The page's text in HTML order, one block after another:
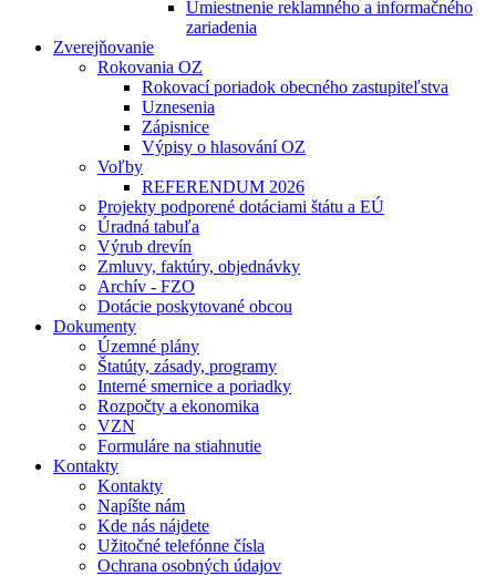
Umiestnenie reklamného a informačného
zariadenia
Zverejňovanie
Rokovania OZ
Rokovací poriadok obecného zastupiteľstva
Uznesenia
Zápisnice
Výpisy o hlasování OZ
Voľby
REFERENDUM 2026
Projekty podporené dotáciami štátu a EÚ
Úradná tabuľa
Výrub drevín
Zmluvy, faktúry, objednávky
Archív - FZO
Dotácie poskytované obcou
Dokumenty
Územné plány
Štatúty, zásady, programy
Interné smernice a poriadky
Rozpočty a ekonomika
VZN
Formuláre na stiahnutie
Kontakty
Kontakty
Napíšte nám
Kde nás nájdete
Užitočné telefónne čísla
Ochrana osobných údajov